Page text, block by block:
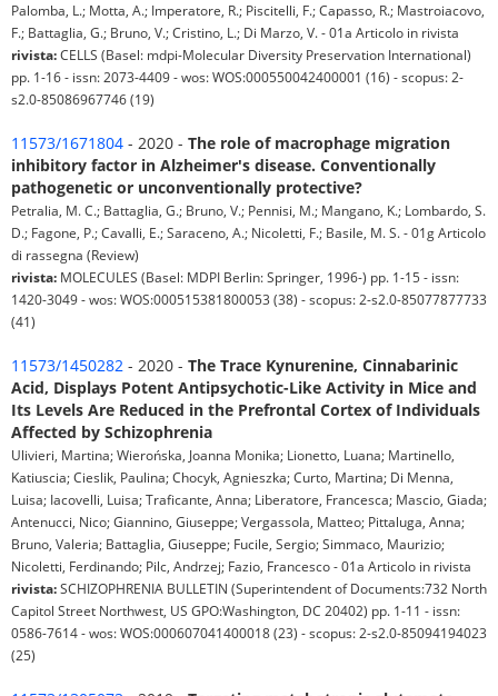
Palomba, L.; Motta, A.; Imperatore, R.; Piscitelli, F.; Capasso, R.; Mastroiacovo,
F.; Battaglia, G.; Bruno, V.; Cristino, L.; Di Marzo, V. - 01a Articolo in rivista
rivista:CELLS (Basel: mdpi-Molecular Diversity Preservation International)
pp. 1-16 - issn: 2073-4409 - wos: WOS:000550042400001 (16) - scopus: 2-
s2.0-85086967746 (19)
11573/1671804 - 2020 - The role of macrophage migration
inhibitory factor in Alzheimer′s disease. Conventionally
pathogenetic or unconventionally protective?
Petralia, M. C.; Battaglia, G.; Bruno, V.; Pennisi, M.; Mangano, K.; Lombardo, S.
D.; Fagone, P.; Cavalli, E.; Saraceno, A.; Nicoletti, F.; Basile, M. S. - 01g Articolo
di rassegna (Review)
rivista: MOLECULES (Basel: MDPI Berlin: Springer, 1996-) pp. 1-15 - issn:
1420-3049 - wos: WOS:000515381800053 (38) - scopus: 2-s2.0-85077877733
(41)
11573/1450282 - 2020 - The Trace Kynurenine, Cinnabarinic
Acid, Displays Potent Antipsychotic-Like Activity in Mice and
Its Levels Are Reduced in the Prefrontal Cortex of Individuals
Affected by Schizophrenia
Ulivieri, Martina; Wierońska, Joanna Monika; Lionetto, Luana; Martinello,
Katiuscia; Cieslik, Paulina; Chocyk, Agnieszka; Curto, Martina; Di Menna,
Luisa; Iacovelli, Luisa; Traficante, Anna; Liberatore, Francesca; Mascio, Giada;
Antenucci, Nico; Giannino, Giuseppe; Vergassola, Matteo; Pittaluga, Anna;
Bruno, Valeria; Battaglia, Giuseppe; Fucile, Sergio; Simmaco, Maurizio;
Nicoletti, Ferdinando; Pilc, Andrzej; Fazio, Francesco - 01a Articolo in rivista
rivista:SCHIZOPHRENIA BULLETIN (Superintendent of Documents:732 North
Capitol Street Northwest, US GPO:Washington, DC 20402) pp. 1-11 - issn:
0586-7614 - wos: WOS:000607041400018 (23) - scopus: 2-s2.0-85094194023
(25)